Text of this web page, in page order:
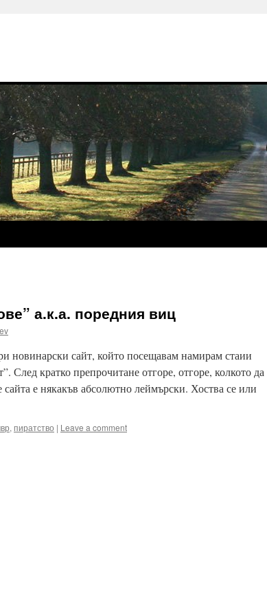
а.к.а. поредния виц
новинарски сайт, който посещавам намирам стаии
След кратко препрочитане отгоре, отгоре, колкото да
сайта е някакъв абсолютно леймърски. Хоства се или
, пиратство | Leave a comment